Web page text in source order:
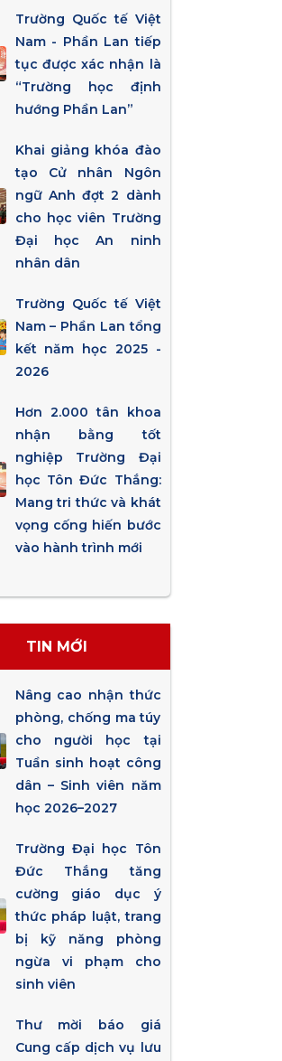
Trường Quốc tế Việt
Nam - Phần Lan tiếp
tục được xác nhận là
“Trường học định
hướng Phần Lan”
Khai giảng khóa đào
tạo Cử nhân Ngôn
ngữ Anh đợt 2 dành
cho học viên Trường
Đại học An ninh
nhân dân
Trường Quốc tế Việt
Nam – Phần Lan tổng
kết năm học 2025 -
2026
Hơn 2.000 tân khoa
nhận bằng tốt
nghiệp Trường Đại
học Tôn Đức Thắng:
Mang tri thức và khát
vọng cống hiến bước
vào hành trình mới
TIN MỚI
Nâng cao nhận thức
phòng, chống ma túy
cho người học tại
Tuần sinh hoạt công
dân – Sinh viên năm
học 2026–2027
Trường Đại học Tôn
Đức Thắng tăng
cường giáo dục ý
thức pháp luật, trang
bị kỹ năng phòng
ngừa vi phạm cho
sinh viên
Thư mời báo giá
Cung cấp dịch vụ lưu